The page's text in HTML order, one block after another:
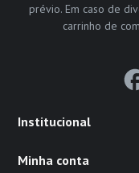
prévio. Em caso de
carrinho de
Institucional
Minha conta